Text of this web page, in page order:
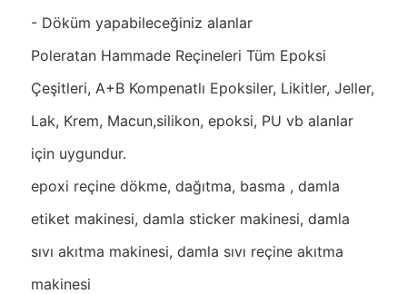
- Döküm yapabileceğiniz alanlar
Poleratan Hammade Reçineleri Tüm Epoksi
Çeşitleri, A+B Kompenatlı Epoksiler, Likitler, Jeller,
Lak, Krem, Macun,silikon, epoksi, PU vb alanlar
için uygundur.
epoxi reçine dökme, dağıtma, basma , damla
etiket makinesi, damla sticker makinesi, damla
sıvı akıtma makinesi, damla sıvı reçine akıtma
makinesi